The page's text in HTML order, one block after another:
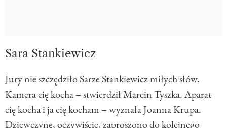
Sara Stankiewicz
Jury nie szczędziło Sarze Stankiewicz miłych słów.
Kamera cię kocha – stwierdził Marcin Tyszka. Aparat
cię kocha i ja cię kocham – wyznała Joanna Krupa.
Dziewczynę, oczywiście, zaproszono do kolejnego